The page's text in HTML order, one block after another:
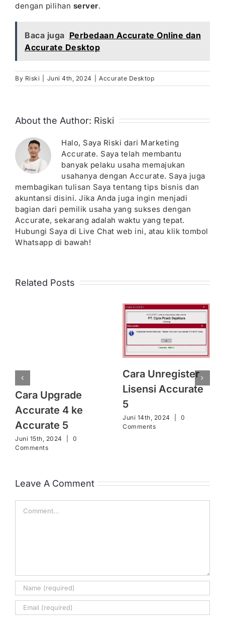
dengan pilihan server.
Baca juga Perbedaan Accurate Online dan
Accurate Desktop
By Riski Juni 4th, 2024 Accurate Desktop
About the Author: Riski
Halo, Saya Riski dari Marketing
Accurate. Saya telah membantu
banyak pelaku usaha memajukan
usahanya dengan Accurate. Saya juga
membagikan tulisan Saya tentang tips bisnis dan
akuntansi disini. Jika Anda juga ingin menjadi
bagian dari pemilik usaha yang sukses dengan
Accurate, sekarang adalah waktu yang tepat.
Hubungi Saya di Live Chat web ini, atau klik tombol
Whatsapp di bawah!
Related Posts
Cara Upgrade
Accurate 4 ke
Accurate 5
Juni 15th, 2024
0
Comments
Cara Unregister
Lisensi Accurate
5
Juni 14th, 2024
0
Comments
Leave A Comment